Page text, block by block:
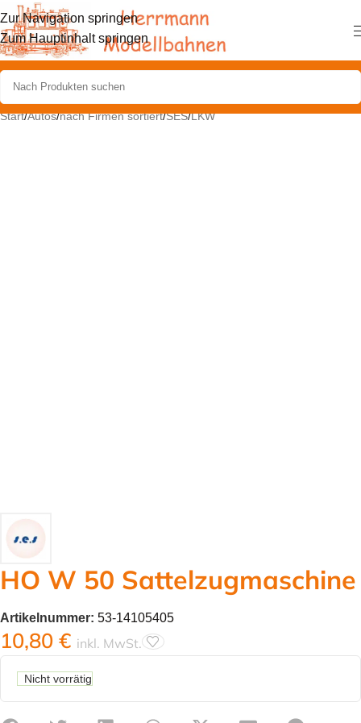
Zur Navigation springen
Zum Hauptinhalt springen
Start/Autos/nach Firmen sortiert/SES/LKW
HO W 50 Sattelzugmaschine
Artikelnummer: 53-14105405
10,80 € inkl. MwSt.
Nicht vorrätig